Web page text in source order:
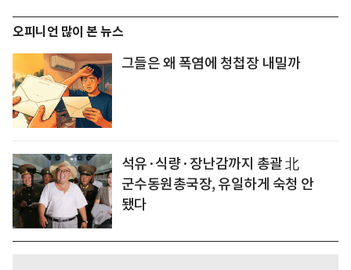
오피니언 많이 본 뉴스
그들은 왜 폭염에 청첩장 내밀까
석유·식량·장난감까지 총괄 北
군수동원총국장, 유일하게 숙청 안
됐다